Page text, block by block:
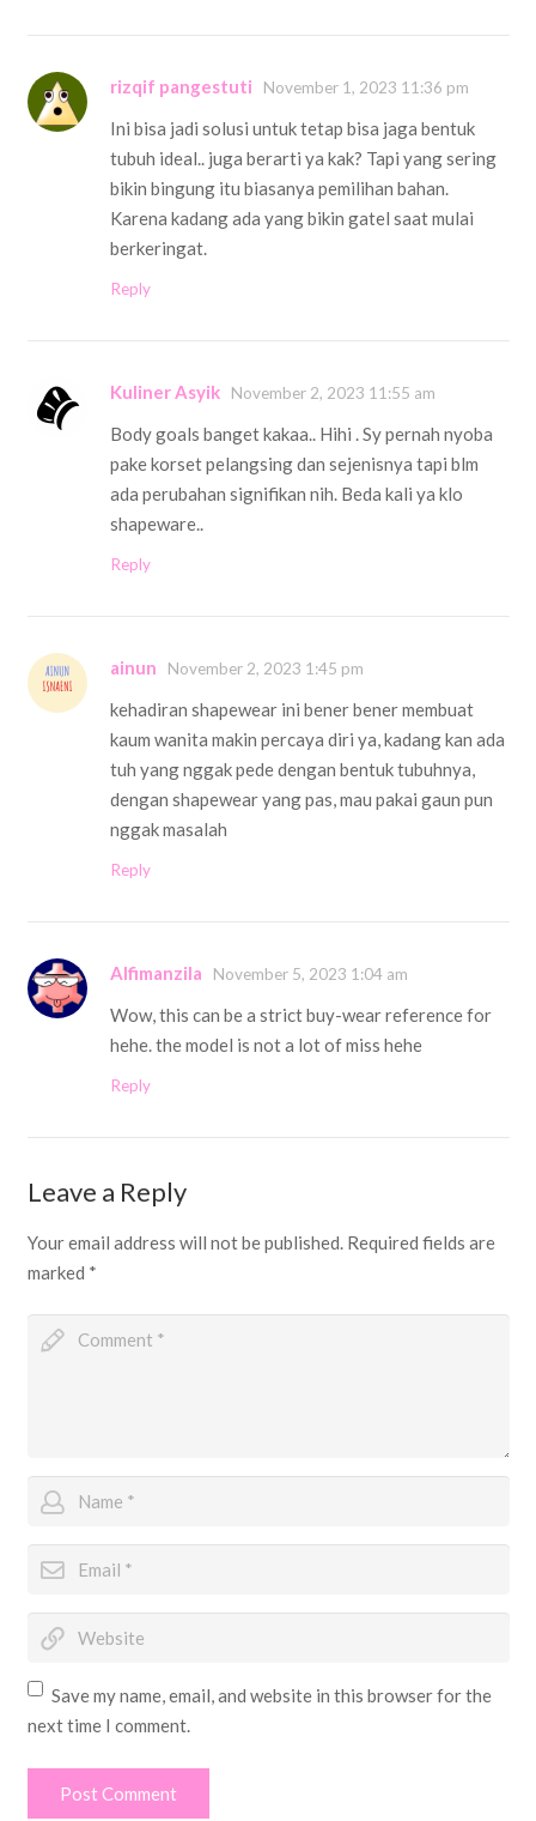
rizqif pangestuti November 1, 2023 11:36 pm
Ini bisa jadi solusi untuk tetap bisa jaga bentuk
tubuh ideal.. juga berarti ya kak? Tapi yang sering
bikin bingung itu biasanya pemilihan bahan.
Karena kadang ada yang bikin gatel saat mulai
berkeringat.
Reply
Kuliner Asyik November 2, 2023 11:55 am
Body goals banget kakaa.. Hihi . Sy pernah nyoba
pake korset pelangsing dan sejenisnya tapi blm
ada perubahan signifikan nih. Beda kali ya klo
shapeware..
Reply
ainun November 2, 2023 1:45 pm
kehadiran shapewear ini bener bener membuat
kaum wanita makin percaya diri ya, kadang kan ada
tuh yang nggak pede dengan bentuk tubuhnya,
dengan shapewear yang pas, mau pakai gaun pun
nggak masalah
Reply
Alfimanzila November 5, 2023 1:04 am
Wow, this can be a strict buy-wear reference for
hehe. the model is not a lot of miss hehe
Reply
Leave a Reply
Your email address will not be published. Required fields are
marked *
Save my name, email, and website in this browser for the
next time I comment.
Post Comment